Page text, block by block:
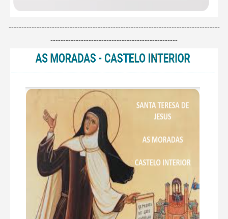
-----------------------------------------------------------------------------------
--------------------------------------------------